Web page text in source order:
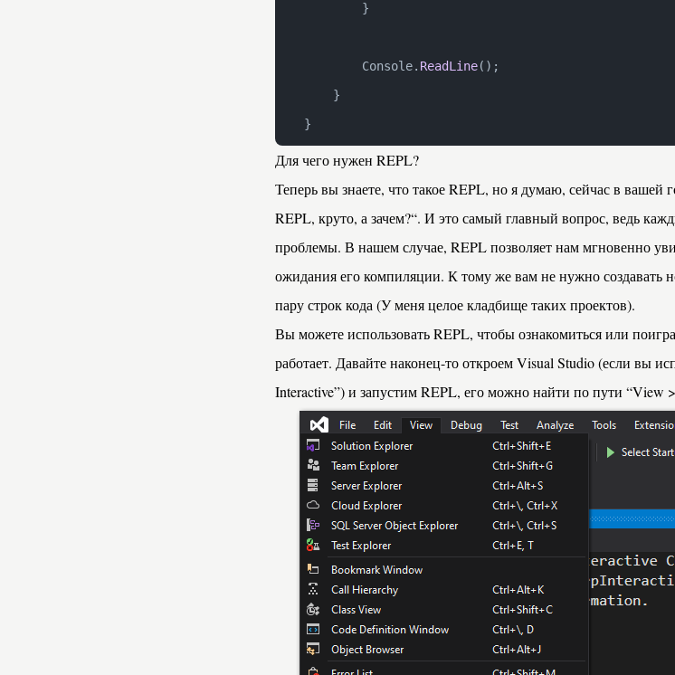
        }
        Console.
ReadLine();
    }
}
Для чего нужен REPL?
Теперь вы знаете, что такое REPL, но я думаю, сейчас в
REPL, круто, а зачем?“. И это самый главный вопрос, ведь
проблемы. В нашем случае, REPL позволяет нам мгновенно
ожидания его компиляции. К тому же вам не нужно создавать
пару строк кода (У меня целое кладбище таких проектов).
Вы можете использовать REPL, чтобы ознакомиться или
работает. Давайте наконец-то откроем Visual Studio (если вы
Interactive”) и запустим REPL, его можно найти по пути “View